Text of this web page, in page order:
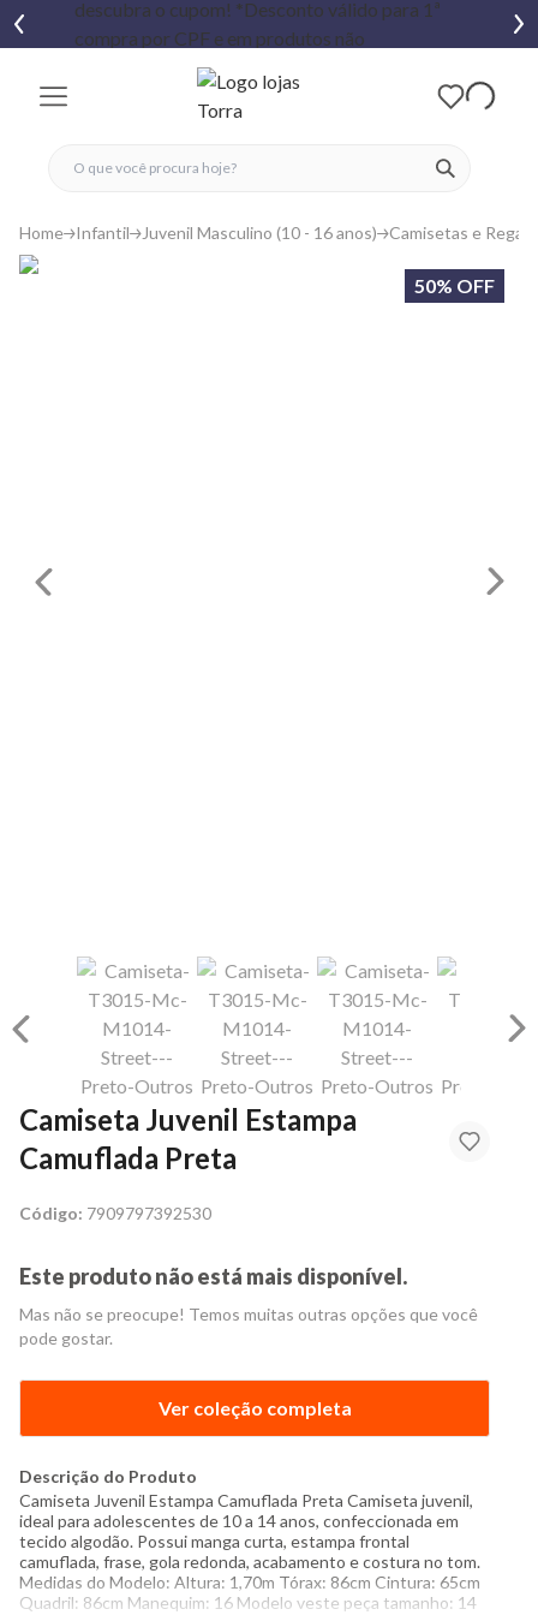
ver
fechar menu
fechar menu
favoritos
Home Infantil Juvenil Masculino (10 - 16 anos) Camisetas e
50% OFF
Camiseta Juvenil Estampa
Camuflada Preta
Código: 7909797392530
Este produto não está mais disponível.
Mas não se preocupe! Temos muitas outras opções que você
pode gostar.
Ver coleção completa
Descrição do Produto
Camiseta Juvenil Estampa Camuflada Preta Camiseta juvenil,
ideal para adolescentes de 10 a 14 anos, confeccionada em
tecido algodão. Possui manga curta, estampa frontal
camuflada, frase, gola redonda, acabamento e costura no tom.
Medidas do Modelo: Altura: 1,70m Tórax: 86cm Cintura: 65cm
Quadril: 86cm Manequim: 16 Modelo veste peça tamanho: 14